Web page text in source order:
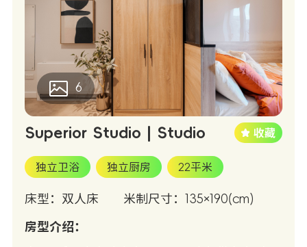
6
Superior Studio | Studio
独立卫浴 独立厨房 22平米
床型：双人床 米制尺寸：135×190(cm)
房型介绍：